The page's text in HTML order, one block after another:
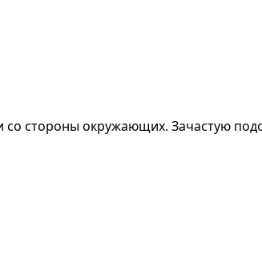
со стороны окружающих. Зачастую